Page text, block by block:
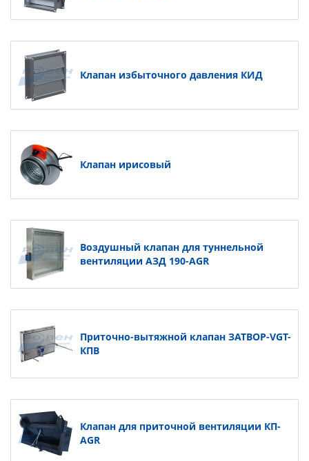
Клапан избыточного давления КИД
Клапан ирисовый
Воздушный клапан для туннельной
вентиляции АЗД 190-AGR
Приточно-вытяжной клапан ЗАТВОР-VGT-
КПВ
Клапан для приточной вентиляции КП-
AGR